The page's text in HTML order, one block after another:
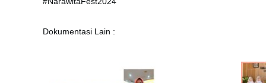
Dokumentasi Lain :